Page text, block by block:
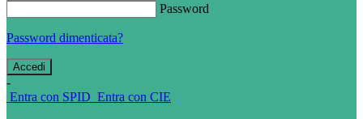
Password
Password dimenticata?
-
Entra con SPID Entra con CIE